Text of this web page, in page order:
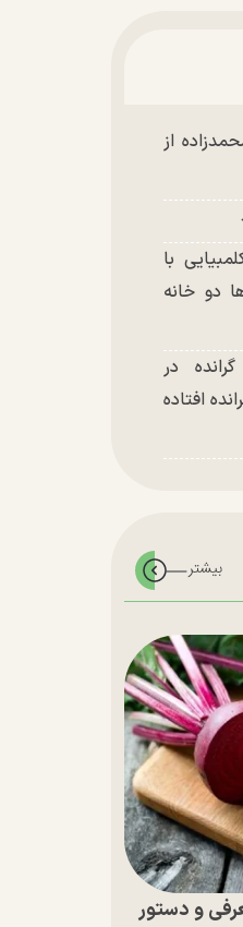
از
زن ۶۷ ساله کلمبیایی با
دو خانه
در
افتاده
و دستور